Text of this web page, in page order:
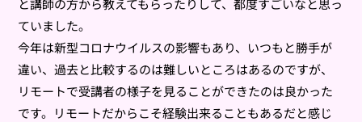
と講師の方から教えてもらったりして、都度すごいなと思っ
ていました。
今年は新型コロナウイルスの影響もあり、いつもと勝手が
違い、過去と比較するのは難しいところはあるのですが、
リモートで受講者の様子を見ることができたのは良かった
です。リモートだからこそ経験出来ることもあるだと感じ